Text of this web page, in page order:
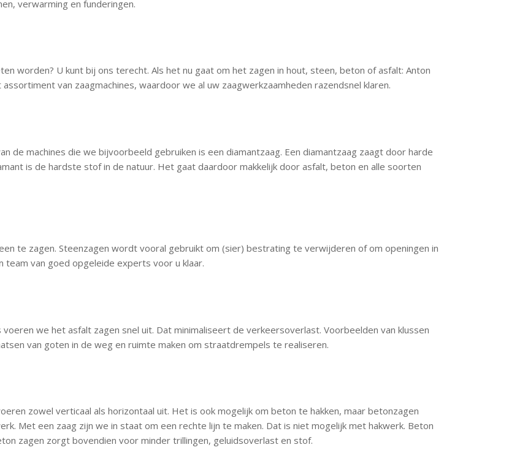
verwarming en funderingen.
worden? U kunt bij ons terecht. Als het nu gaat om het zagen in hout, steen, beton of asfalt: Anton
van zaagmachines, waardoor we al uw zaagwerkzaamheden razendsnel klaren.
de machines die we bijvoorbeeld gebruiken is een diamantzaag. Een diamantzaag zaagt door harde
is de hardste stof in de natuur. Het gaat daardoor makkelijk door asfalt, beton en alle soorten
te zagen. Steenzagen wordt vooral gebruikt om (sier) bestrating te verwijderen of om openingen in
van goed opgeleide experts voor u klaar.
we het asfalt zagen snel uit. Dat minimaliseert de verkeersoverlast. Voorbeelden van klussen
van goten in de weg en ruimte maken om straatdrempels te realiseren.
zowel verticaal als horizontaal uit. Het is ook mogelijk om beton te hakken, maar betonzagen
Met een zaag zijn we in staat om een rechte lijn te maken. Dat is niet mogelijk met hakwerk. Beton
zagen zorgt bovendien voor minder trillingen, geluidsoverlast en stof.